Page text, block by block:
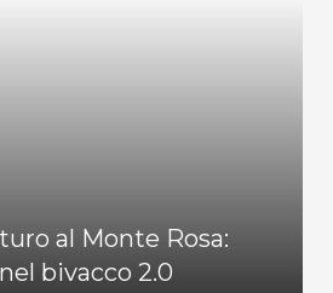
al Monte Rosa:
bivacco 2.0